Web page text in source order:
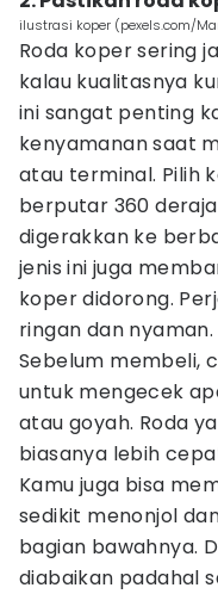
ilustrasi koper (pexels.com/
Roda koper sering
kalau kualitasnya
ini sangat penting
kenyamanan saat
atau terminal. Pilih
berputar 360
digerakkan ke
jenis ini juga
koper didorong.
ringan dan nyaman.
Sebelum membeli,
untuk mengecek
atau goyah. Roda
biasanya lebih
Kamu juga bisa
sedikit menonjol
bagian bawahnya.
diabaikan padahal